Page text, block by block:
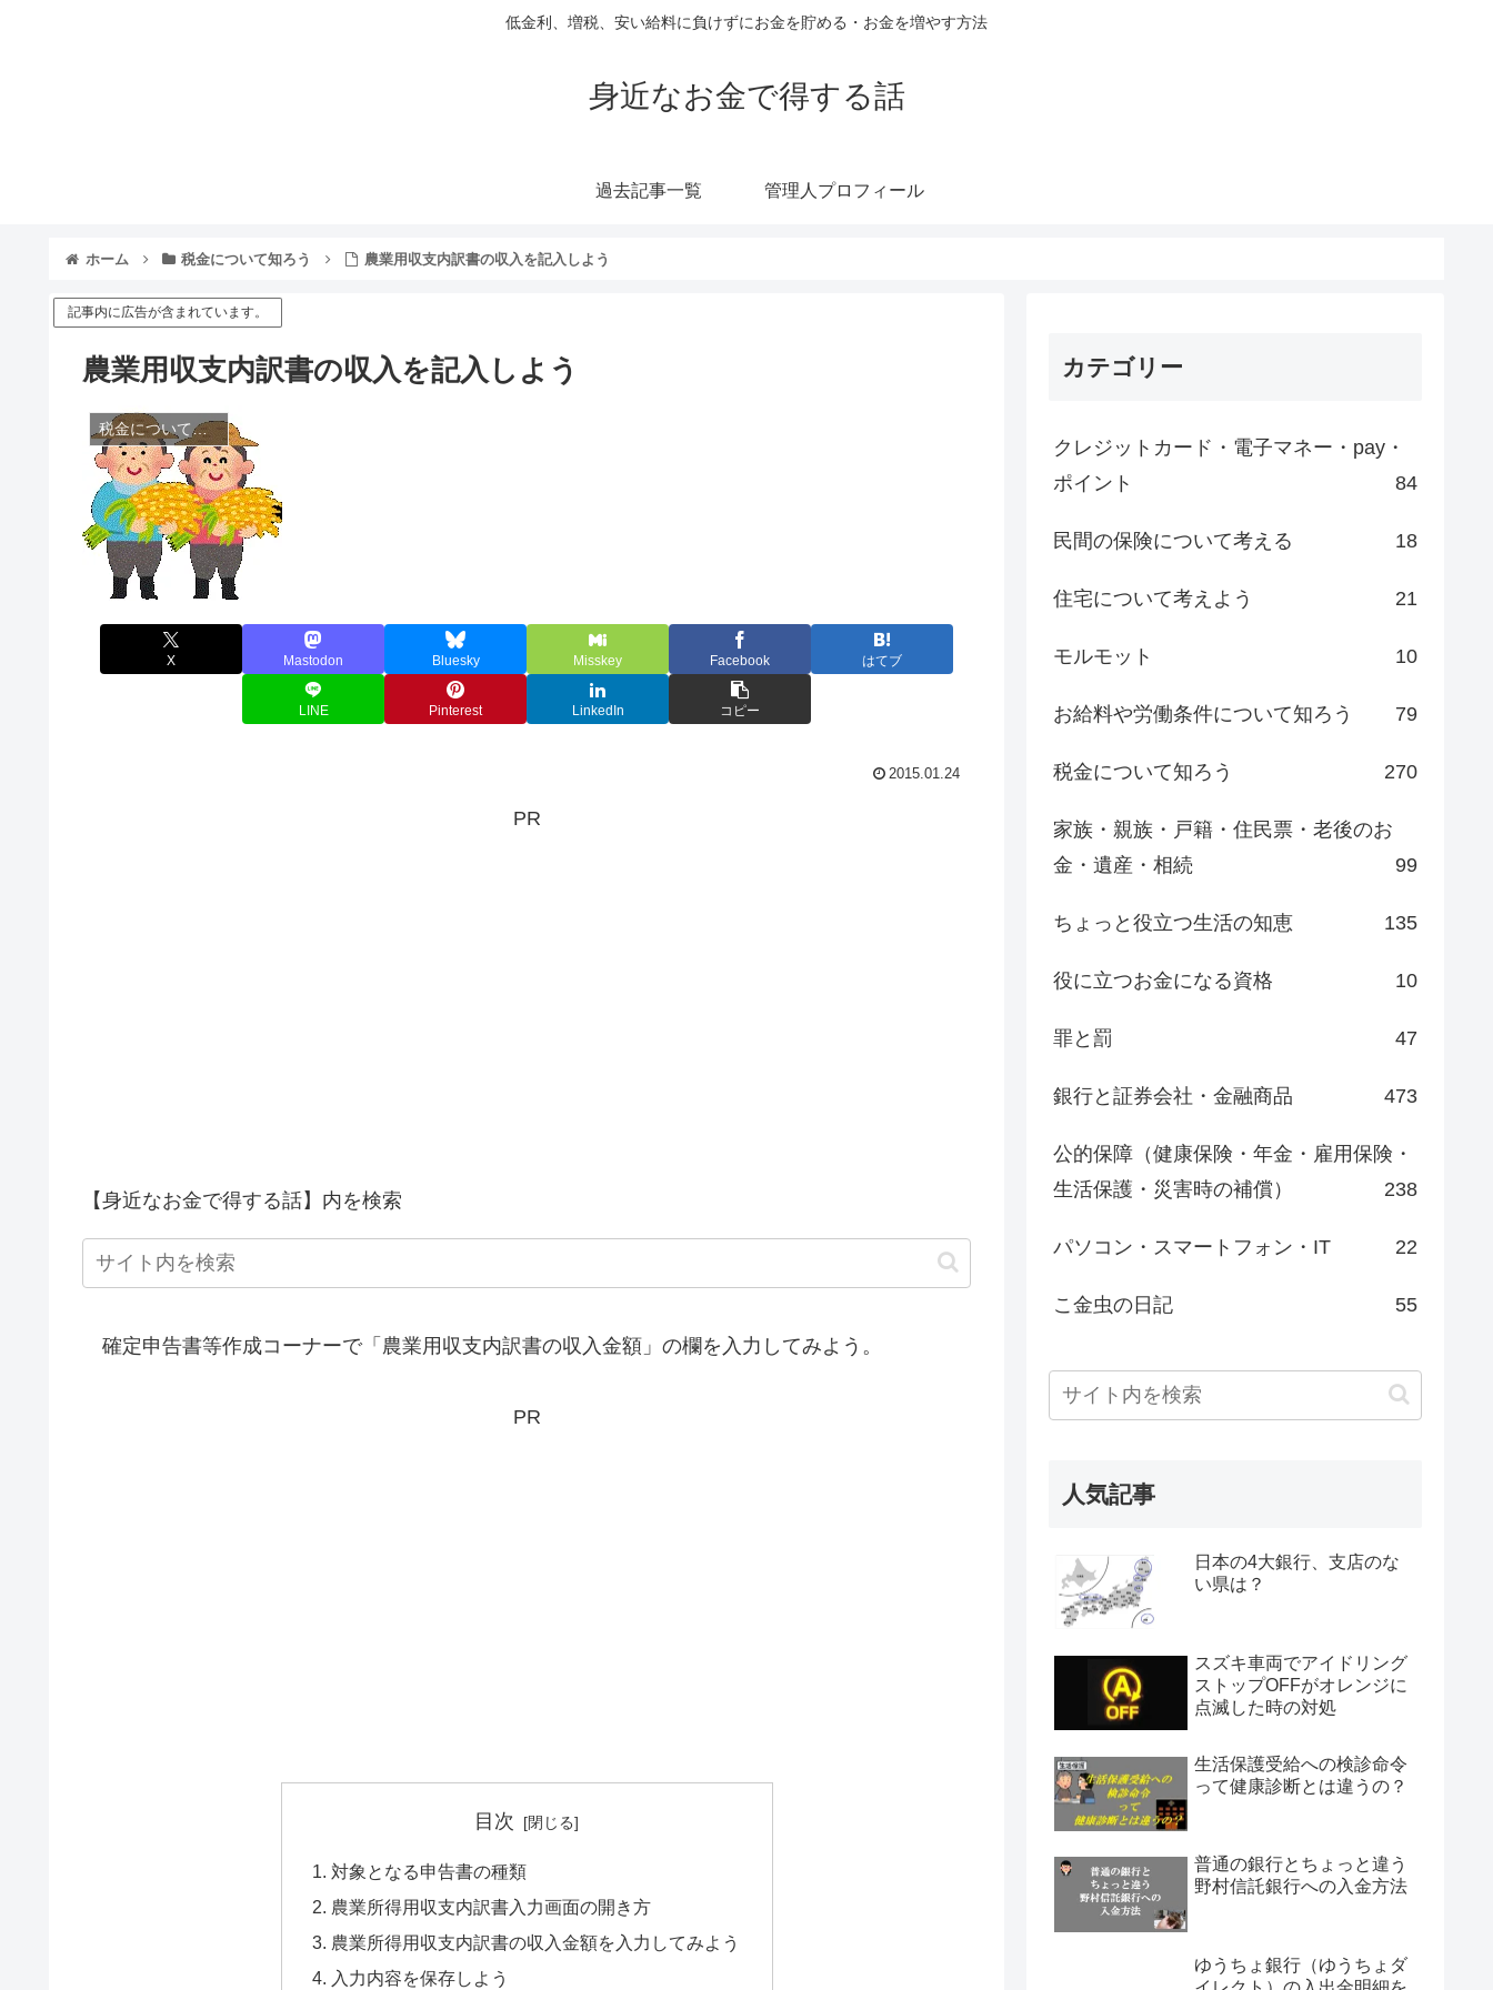
低金利、増税、安い給料に負けずにお金を貯める・お金を増やす方法
身近なお金で得する話
過去記事一覧 管理人プロフィール
ホーム 税金について知ろう 農業用収支内訳書の収入を記入しよう
記事内に広告が含まれています。
農業用収支内訳書の収入を記入しよう
税金について知ろう
X Mastodon Bluesky Misskey Facebook はてブ
LINE Pinterest LinkedIn コピー
2015.01.24
PR
【身近なお金で得する話】内を検索
確定申告書等作成コーナーで「農業用収支内訳書の収入金額」の欄を入力してみよう。
PR
目次
対象となる申告書の種類
農業所得用収支内訳書入力画面の開き方
農業所得用収支内訳書の収入金額を入力してみよう
入力内容を保存しよう
カテゴリー
クレジットカード・電子マネー・pay・
ポイント
84
民間の保険について考える 18
住宅について考えよう 21
モルモット 10
お給料や労働条件について知ろう 79
税金について知ろう 270
家族・親族・戸籍・住民票・老後のお
金・遺産・相続
99
ちょっと役立つ生活の知恵 135
役に立つお金になる資格 10
罪と罰 47
銀行と証券会社・金融商品 473
公的保障（健康保険・年金・雇用保険・
生活保護・災害時の補償）
238
パソコン・スマートフォン・IT 22
こ金虫の日記 55
人気記事
日本の4大銀行、支店のな
い県は？
スズキ車両でアイドリング
ストップOFFがオレンジに
点滅した時の対処
生活保護受給への検診命令
って健康診断とは違うの？
普通の銀行とちょっと違う
野村信託銀行への入金方法
ゆうちょ銀行（ゆうちょダ